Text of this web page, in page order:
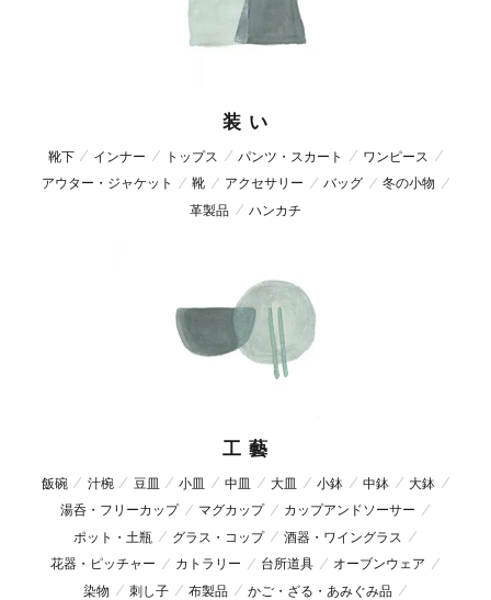
装 い
靴下 インナー トップス パンツ・スカート
ワンピース
アウター・ジャケット
靴 アクセサリー バッグ
冬の小物
革製品
ハンカチ
工 藝
飯碗 汁椀 豆皿 小皿 中皿 大皿 小鉢 中鉢
大鉢
湯呑・フリーカップ
マグカップ
カップアンドソーサー
ポット・土瓶
グラス・コップ
酒器・ワイングラス
花器・ピッチャー
カトラリー 台所道具
オーブンウェア
染物
刺し子 布製品
かご・ざる・あみぐみ品